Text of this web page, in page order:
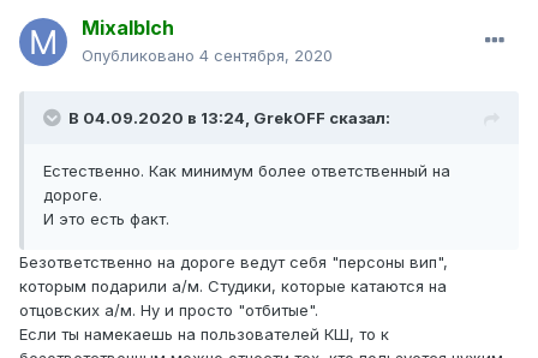
Mixalblch
Опубликовано 4 сентября, 2020
В 04.09.2020 в 13:24, GrekOFF сказал:
Естественно. Как минимум более ответственный на
дороге.
И это есть факт.
Безответственно на дороге ведут себя "персоны вип",
которым подарили а/м. Студики, которые катаются на
отцовских а/м. Ну и просто "отбитые".
Если ты намекаешь на пользователей КШ, то к